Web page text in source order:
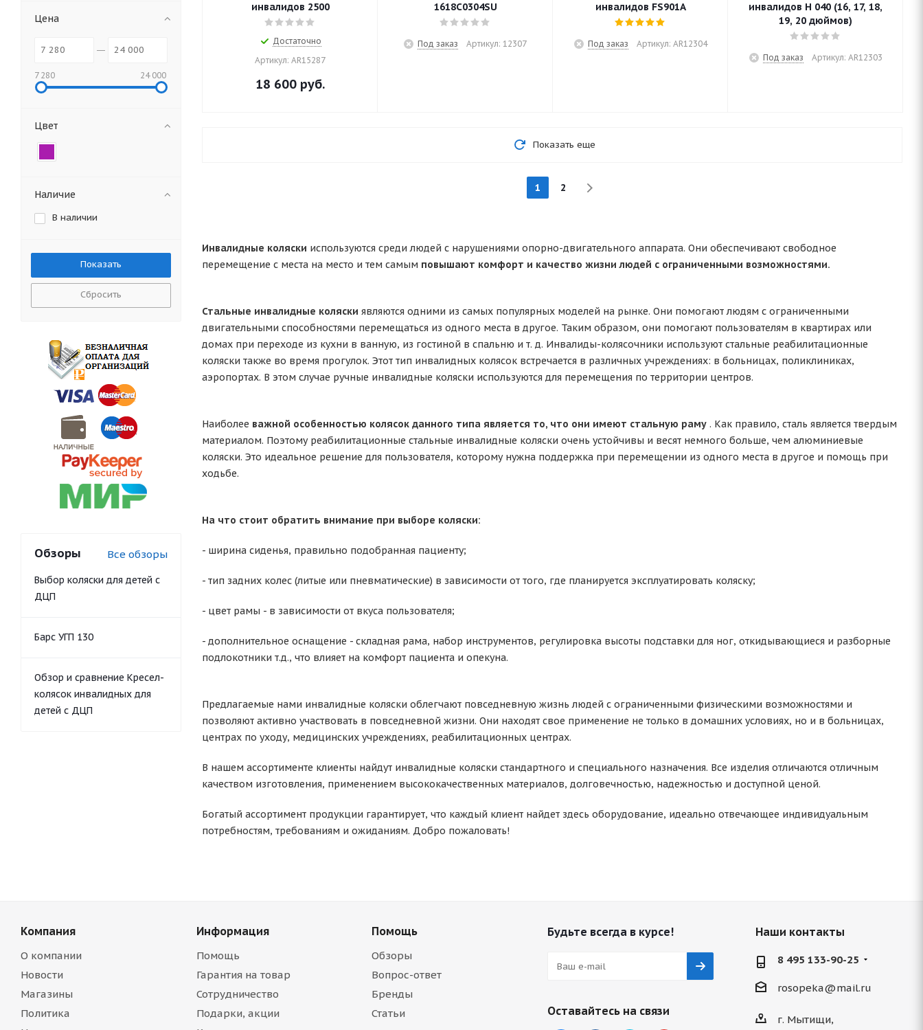
инвалидов 2500
Достаточно
Артикул: AR15287
18 600 руб.
1618С0304SU
Под заказ Артикул: 12307
инвалидов FS901A
Под заказ Артикул: AR12304
инвалидов Н 040 (16, 17, 18,
19, 20 дюймов)
Под заказ Артикул: AR12303
Показать еще
1 2
Инвалидные коляски используются среди людей с нарушениями опорно-двигательного аппарата. Они обеспечивают свободное
перемещение с места на место и тем самым повышают комфорт и качество жизни людей с ограниченными возможностями.
Стальные инвалидные коляски являются одними из самых популярных моделей на рынке. Они помогают людям с ограниченными
двигательными способностями перемещаться из одного места в другое. Таким образом, они помогают пользователям в квартирах или
домах при переходе из кухни в ванную, из гостиной в спальню и т. д. Инвалиды-колясочники используют стальные реабилитационные
коляски также во время прогулок. Этот тип инвалидных колясок встречается в различных учреждениях: в больницах, поликлиниках,
аэропортах. В этом случае ручные инвалидные коляски используются для перемещения по территории центров.
Наиболее важной особенностью колясок данного типа является то, что они имеют стальную раму . Как правило, сталь является твердым
материалом. Поэтому реабилитационные стальные инвалидные коляски очень устойчивы и весят немного больше, чем алюминиевые
коляски. Это идеальное решение для пользователя, которому нужна поддержка при перемещении из одного места в другое и помощь при
ходьбе.
На что стоит обратить внимание при выборе коляски:
- ширина сиденья, правильно подобранная пациенту;
- тип задних колес (литые или пневматические) в зависимости от того, где планируется эксплуатировать коляску;
- цвет рамы - в зависимости от вкуса пользователя;
- дополнительное оснащение - складная рама, набор инструментов, регулировка высоты подставки для ног, откидывающиеся и разборные
подлокотники т.д., что влияет на комфорт пациента и опекуна.
Предлагаемые нами инвалидные коляски облегчают повседневную жизнь людей с ограниченными физическими возможностями и
позволяют активно участвовать в повседневной жизни. Они находят свое применение не только в домашних условиях, но и в больницах,
центрах по уходу, медицинских учреждениях, реабилитационных центрах.
В нашем ассортименте клиенты найдут инвалидные коляски стандартного и специального назначения. Все изделия отличаются отличным
качеством изготовления, применением высококачественных материалов, долговечностью, надежностью и доступной ценой.
Богатый ассортимент продукции гарантирует, что каждый клиент найдет здесь оборудование, идеально отвечающее индивидуальным
потребностям, требованиям и ожиданиям. Добро пожаловать!
Цена
7 280 24 000
Цвет
Наличие
В наличии
Сбросить
Обзоры Все обзоры
Выбор коляски для детей с
ДЦП
Барс УГП 130
Обзор и сравнение Кресел-
колясок инвалидных для
детей с ДЦП
Компания
О компании
Новости
Магазины
Политика
Информация
Помощь
Гарантия на товар
Сотрудничество
Подарки, акции
Помощь
Обзоры
Вопрос-ответ
Бренды
Статьи
Будьте всегда в курсе!
Оставайтесь на связи
Наши контакты
8 495 133-90-25
rosopeka@mail.ru
г. Мытищи,